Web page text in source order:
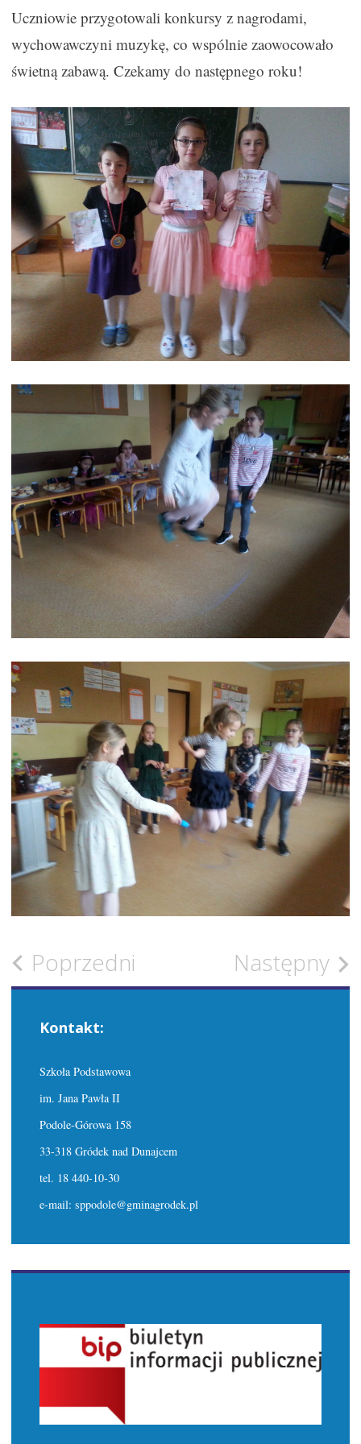
Uczniowie przygotowali konkursy z nagrodami,
wychowawczyni muzykę, co wspólnie zaowocowało
świetną zabawą. Czekamy do następnego roku!
Zobacz
wpisy
Poprzedni Następny
Kontakt:
Szkoła Podstawowa
im. Jana Pawła II
Podole-Górowa 158
33-318 Gródek nad Dunajcem
tel. 18 440-10-30
e-mail: sppodole@gminagrodek.pl